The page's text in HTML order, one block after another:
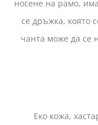
носене на рамо,
се дръжка, която
чанта може да се
Еко кожа,